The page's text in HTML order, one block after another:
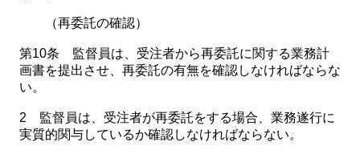
（再委託の確認）
第10条 監督員は、受注者から再委託に関する業務計
画書を提出させ、再委託の有無を確認しなければならな
い。
2 監督員は、受注者が再委託をする場合、業務遂行に
実質的関与しているか確認しなければならない。